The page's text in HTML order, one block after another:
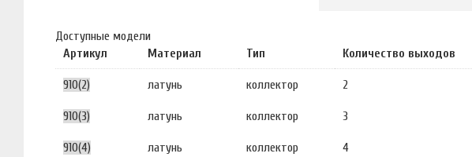
Доступные модели
Артикул
Материал Тип Количество выходов
910(2) латунь коллектор 2
910(3) латунь коллектор 3
910(4) латунь коллектор 4